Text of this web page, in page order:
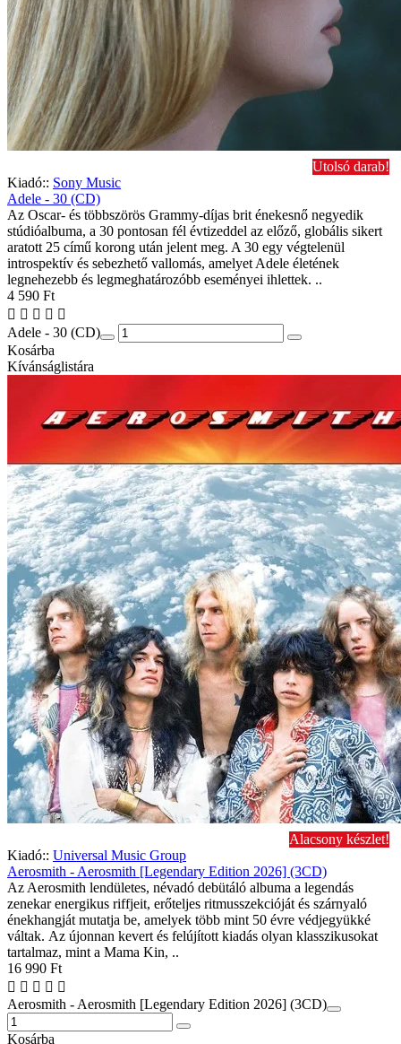
Utolsó darab!
Kiadó:: Sony Music
Adele - 30 (CD)
Az Oscar- és többszörös Grammy-díjas brit énekesnő negyedik
stúdióalbuma, a 30 pontosan fél évtizeddel az előző, globális sikert
aratott 25 című korong után jelent meg. A 30 egy végtelenül
introspektív és sebezhető vallomás, amelyet Adele életének
legnehezebb és legmeghatározóbb eseményei ihlettek. ..
4 590 Ft
Adele - 30 (CD)
Kosárba
Kívánságlistára
Alacsony készlet!
Kiadó:: Universal Music Group
Aerosmith - Aerosmith [Legendary Edition 2026] (3CD)
Az Aerosmith lendületes, névadó debütáló albuma a legendás
zenekar energikus riffjeit, erőteljes ritmusszekcióját és szárnyaló
énekhangját mutatja be, amelyek több mint 50 évre védjegyükké
váltak. Az újonnan kevert és felújított kiadás olyan klasszikusokat
tartalmaz, mint a Mama Kin, ..
16 990 Ft
Aerosmith - Aerosmith [Legendary Edition 2026] (3CD)
Kosárba